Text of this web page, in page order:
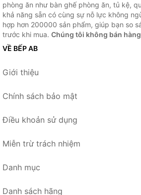
phòng ăn như bàn ghế phòng ăn, tủ kệ,
khả năng sẵn có cùng sự nỗ lực không
hợp hơn 200000 sản phẩm, giúp bạn so
trước khi mua. Chúng tôi không bán
VỀ BẾP AB
Giới thiệu
Chính sách bảo mật
Điều khoản sử dụng
Miễn trừ trách nhiệm
Danh mục
Danh sách hãng